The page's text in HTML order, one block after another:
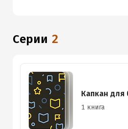
Серии 2
Капкан для
1 книга